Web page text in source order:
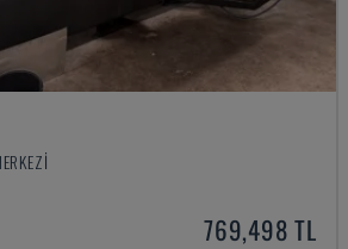
769,498 TL